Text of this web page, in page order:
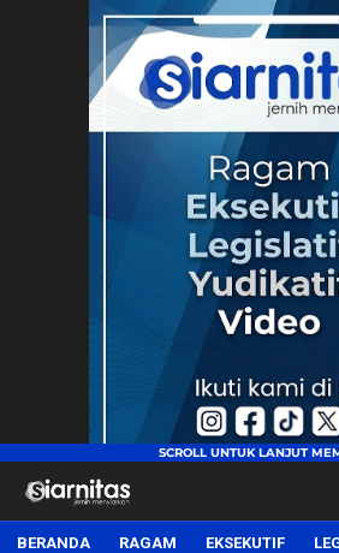
siarnitas
Jernih Menyiarkan
BERANDA RAGAM EKSEKUTIF